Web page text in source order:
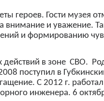
героев. Гости музея
внимание и уважение.
и формированию
действий в зоне СВО.
поступил в
С 2012 г.
инженера. 6